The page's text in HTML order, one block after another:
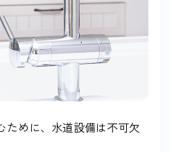
ために、水道設備は不可欠